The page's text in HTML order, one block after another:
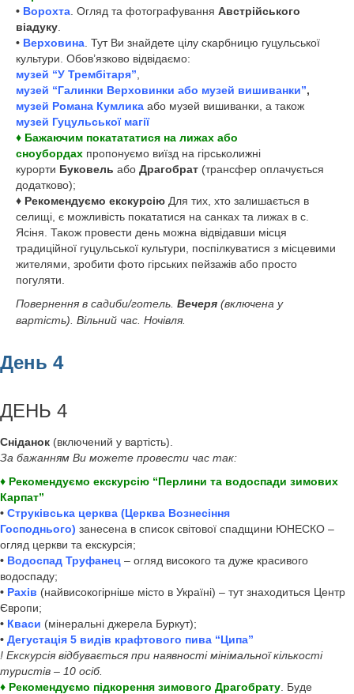
• Ворохта . Огляд та фотографування Австрійського
віадуку
• Верховина . Тут Ви знайдете цілу скарбницю гуцульської
культури. Обов’язково відвідаємо:
музей “У Трембітаря”
музей “Галинки Верховинки або музей вишиванки”,
музей Романа Кумлика або музей вишиванки, а також
музей Гуцульської магії
♦ Бажаючим покатататися на лижах або
сноубордах пропонуємо виїзд на гірськолижні
курорти Буковель або Драгобрат (трансфер оплачується
додатково);
♦ Рекомендуємо екскурсію Для тих, хто залишається в
селищі, є можливість покататися на санках та лижах в с.
Ясіня. Також провести день можна відвідавши місця
традиційної гуцульської культури, поспілкуватися з місцевими
жителями, зробити фото гірських пейзажів або просто
погуляти.
Повернення в садиби/готель. Вечеря (включена у
вартість). Вільний час. Ночівля.
День 4
ДЕНЬ 4
Сніданок (включений у вартість).
За бажанням Ви можете провести час так:
♦ Рекомендуємо екскурсію “Перлини та водоспади зимових
Карпат”
• Струківська церква (Церква Вознесіння
Господнього) занесена в список світової спадщини ЮНЕСКО –
огляд церкви та екскурсія;
• Водоспад Труфанец – огляд високого та дуже красивого
водоспаду;
• Рахів (найвисокогірніше місто в Україні) – тут знаходиться Центр
Європи;
• Кваси (мінеральні джерела Буркут);
• Дегустація 5 видів крафтового пива “Ципа”
! Екскурсія відбувається при наявності мінімальної кількості
туристів – 10 осіб.
♦ Рекомендуємо підкорення зимового Драгобрату . Буде